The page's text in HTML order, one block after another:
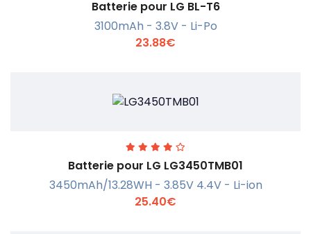
En savoir +
Batterie pour LG BL-T6
3100mAh - 3.8V - Li-Po
23.88€
Batterie pour LG LG3450TMB01
3450mAh/13.28WH - 3.85V 4.4V - Li-ion
25.40€